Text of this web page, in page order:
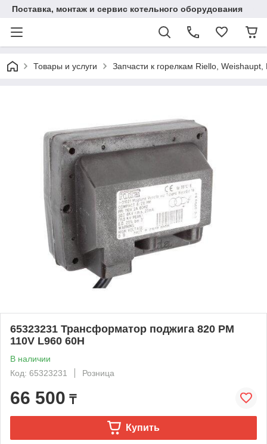
Поставка, монтаж и сервис котельного оборудования
Товары и услуги Запчасти к горелкам Riello,
65323231 Трансформатор поджига 820 PM
110V L960 60H
В наличии
Код: 65323231
Розница
66 500 ₸
Купить